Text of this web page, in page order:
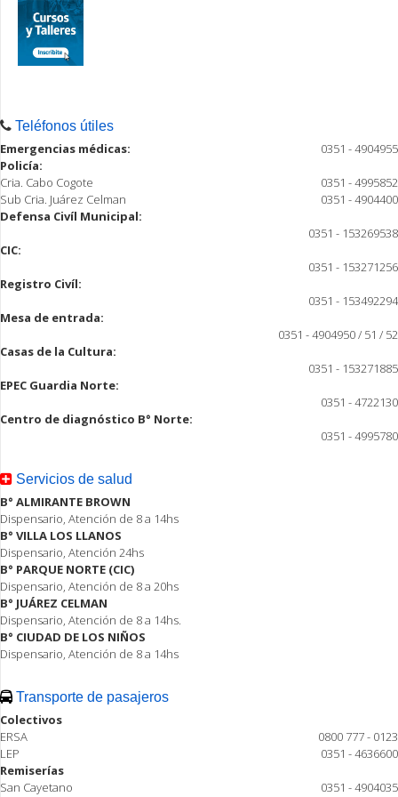
Teléfonos útiles
Emergencias médicas:
0351 - 4904955
Policía:
Cria. Cabo Cogote
0351 - 4995852
Sub Cria. Juárez Celman
0351 - 4904400
Defensa Civíl Municipal:
0351 - 153269538
CIC:
0351 - 153271256
Registro Civíl:
0351 - 153492294
Mesa de entrada:
0351 - 4904950 / 51 / 52
Casas de la Cultura:
0351 - 153271885
EPEC Guardia Norte:
0351 - 4722130
Centro de diagnóstico B° Norte:
0351 - 4995780
Servicios de salud
B° ALMIRANTE BROWN
Dispensario, Atención de 8 a 14hs
B° VILLA LOS LLANOS
Dispensario, Atención 24hs
B° PARQUE NORTE (CIC)
Dispensario, Atención de 8 a 20hs
B° JUÁREZ CELMAN
Dispensario, Atención de 8 a 14hs.
B° CIUDAD DE LOS NIÑOS
Dispensario, Atención de 8 a 14hs
Transporte de pasajeros
Colectivos
ERSA
0800 777 - 0123
LEP
0351 - 4636600
Remiserías
San Cayetano
0351 - 4904035